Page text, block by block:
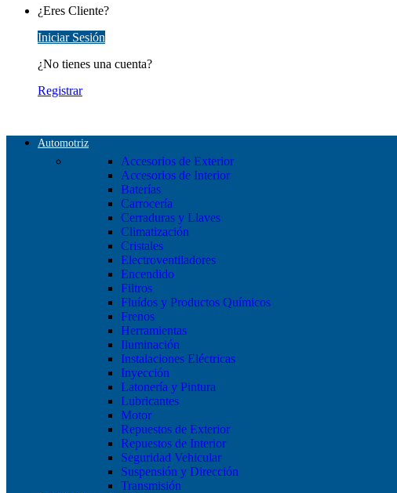
¿Eres Cliente?
Iniciar Sesión
¿No tienes una cuenta?
Registrar
Automotriz
Accesorios de Exterior
Accesorios de Interior
Baterías
Carrocería
Cerraduras y Llaves
Climatización
Cristales
Electroventiladores
Encendido
Filtros
Fluídos y Productos Químicos
Frenos
Herramientas
Iluminación
Instalaciones Eléctricas
Inyección
Latonería y Pintura
Lubricantes
Motor
Repuestos de Exterior
Repuestos de Interior
Seguridad Vehicular
Suspensión y Dirección
Transmisión